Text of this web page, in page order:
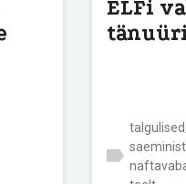
ELFi